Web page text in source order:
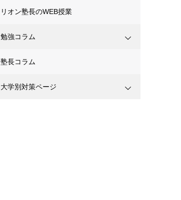
リオン塾長のWEB授業
勉強コラム
塾長コラム
大学別対策ページ